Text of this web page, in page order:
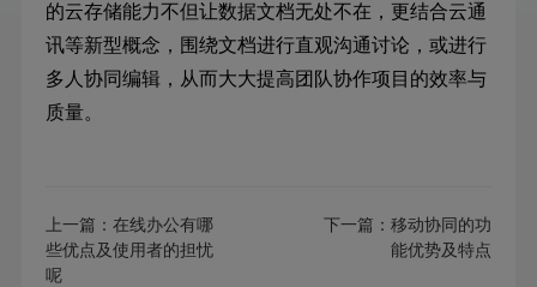
的云存储能力不但让数据文档无处不在，更结合云通
讯等新型概念，围绕文档进行直观沟通讨论，或进行
多人协同编辑，从而大大提高团队协作项目的效率与
质量。
上一篇： 在线办公有哪
些优点及使用者的担忧
呢
下一篇：移动协同的功
能优势及特点